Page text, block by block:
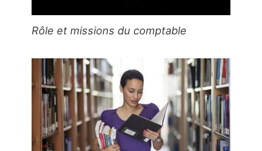
Rôle et missions du comptable